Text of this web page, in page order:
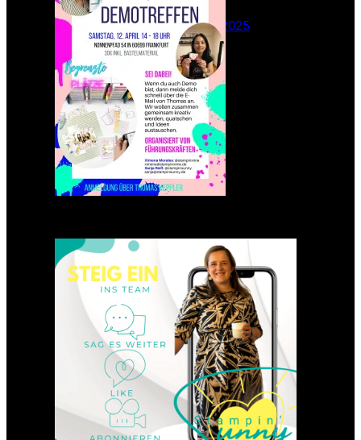
26. Februar 2025
Einsteigen 2025 im Team
Stampin‘ Sunny
23. Januar 2025